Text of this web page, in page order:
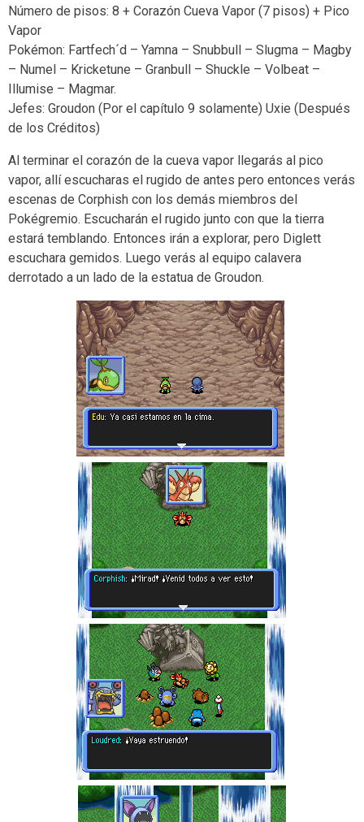
Número de pisos: 8 + Corazón Cueva Vapor (7 pisos) + Pico
Vapor
Pokémon: Fartfech´d – Yamna – Snubbull – Slugma – Magby
– Numel – Kricketune – Granbull – Shuckle – Volbeat –
Illumise – Magmar.
Jefes: Groudon (Por el capítulo 9 solamente) Uxie (Después
de los Créditos)
Al terminar el corazón de la cueva vapor llegarás al pico
vapor, allí escucharas el rugido de antes pero entonces verás
escenas de Corphish con los demás miembros del
Pokégremio. Escucharán el rugido junto con que la tierra
estará temblando. Entonces irán a explorar, pero Diglett
escuchara gemidos. Luego verás al equipo calavera
derrotado a un lado de la estatua de Groudon.